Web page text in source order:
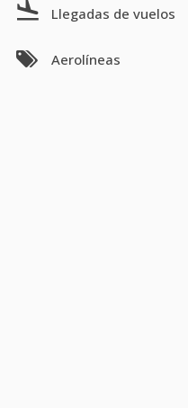
Llegadas de vuelos
Aerolíneas